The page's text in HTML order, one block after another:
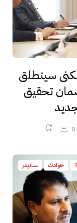
سينطلق
من ضمان تحقيق
0
حوادث سلايدر